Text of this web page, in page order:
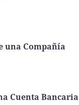
una Compañía
Cuenta Bancaria